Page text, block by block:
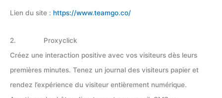
Lien du site : https://www.teamgo.co/
2. Proxyclick
Créez une interaction positive avec vos visiteurs dès leurs
premières minutes. Tenez un journal des visiteurs papier et
rendez l’expérience du visiteur entièrement numérique.